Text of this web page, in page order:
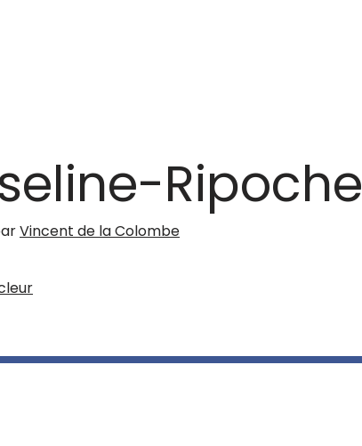
Ripoche
Vincent de la Colombe
articles